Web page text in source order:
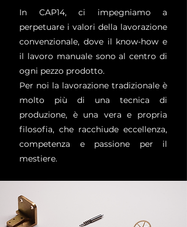
In CAP14, ci impegniamo a
perpetuare i valori della lavorazione
convenzionale, dove il know-how e
il lavoro manuale sono al centro di
ogni pezzo prodotto.
Per noi la lavorazione tradizionale è
molto più di una tecnica di
produzione, è una vera e propria
filosofia, che racchiude eccellenza,
competenza e passione per il
mestiere.